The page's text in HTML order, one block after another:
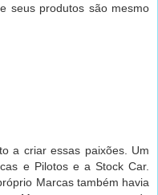
seus produtos são mesmo
a criar essas paixões. Um
e Pilotos e a Stock Car.
Marcas também havia